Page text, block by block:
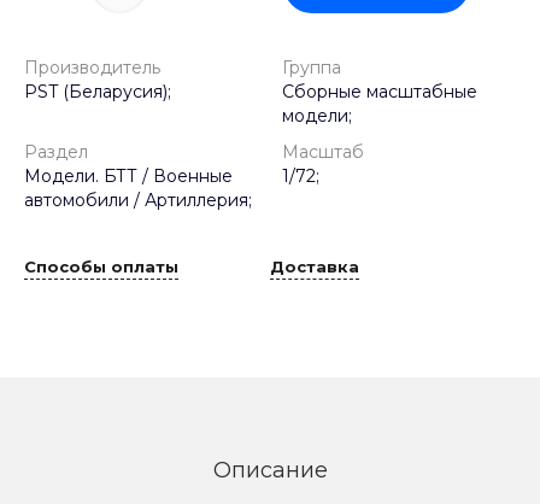
Производитель
PST (Беларусия);
Группа
Сборные масштабные
модели;
Раздел
Модели. БТТ / Военные
автомобили / Артиллерия;
Масштаб
1/72;
Способы оплаты Доставка
Описание